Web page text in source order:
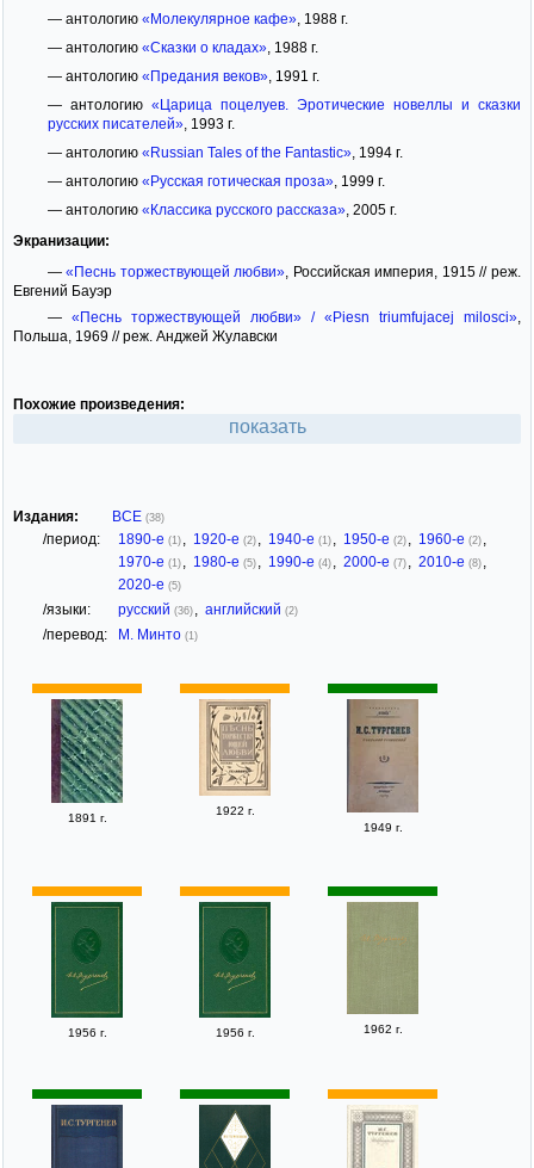
— антологию «Молекулярное кафе», 1988 г.
— антологию «Сказки о кладах», 1988 г.
— антологию «Предания веков», 1991 г.
— антологию «Царица поцелуев. Эротические новеллы и сказки
русских писателей», 1993 г.
— антологию «Russian Tales of the Fantastic», 1994 г.
— антологию «Русская готическая проза», 1999 г.
— антологию «Классика русского рассказа», 2005 г.
Экранизации:
—«Песнь торжествующей любви» , Российская империя, 1915 // реж.
Евгений Бауэр
— «Песнь торжествующей любви» / «Piesn triumfujacej milosci»
Польша, 1969 // реж. Анджей Жулавски
Похожие произведения:
показать
Издания: ВСЕ (38)
/период: 1890-е (1) , 1920-е (2) , 1940-е (1) , 1950-е (2) , 1960-е (2) ,
1970-е (1) , 1980-е (5) , 1990-е (4) , 2000-е (7) , 2010-е (8) ,
2020-е (5)
/языки: русский (36) , английский (2)
/перевод: М. Минто (1)
1891 г.
1922 г.
1949 г.
1956 г. 1956 г. 1962 г.